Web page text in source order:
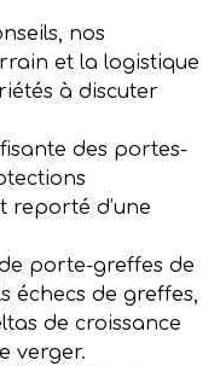
nos
et la logistique
à discuter
des portes-
reporté d’une
porte-greffes de
échecs de greffes,
de croissance
verger.